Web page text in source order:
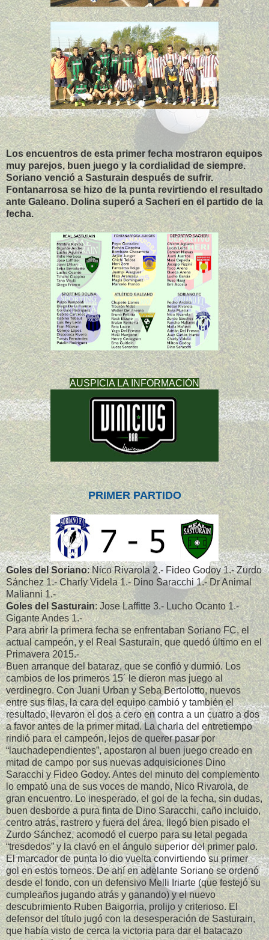
Los encuentros de esta primer fecha mostraron equipos
muy parejos, buen juego y la cordialidad de siempre.
Soriano venció a Sasturain después de sufrir.
Fontanarrosa se hizo de la punta revirtiendo el resultado
ante Galeano. Dolina superó a Sacheri en el partido de la
fecha.
AUSPICIA LA INFORMACIÓN
PRIMER PARTIDO
Goles del Soriano: Nico Rivarola 2.- Fideo Godoy 1.- Zurdo
Sánchez 1.- Charly Videla 1.- Dino Saracchi 1.- Dr Animal
Malianni 1.-
Goles del Sasturain: Jose Laffitte 3.- Lucho Ocanto 1.-
Gigante Andes 1.-
Para abrir la primera fecha se enfrentaban Soriano FC, el
actual campeón, y el Real Sasturain, que quedó último en el
Primavera 2015.-
Buen arranque del bataraz, que se confió y durmió. Los
cambios de los primeros 15´ le dieron mas juego al
verdinegro. Con Juani Urban y Seba Bertolotto, nuevos
entre sus filas, la cara del equipo cambió y también el
resultado, llevaron el dos a cero en contra a un cuatro a dos
a favor antes de la primer mitad. La charla del entretiempo
rindió para el campeón, lejos de querer pasar por
“lauchadependientes”, apostaron al buen juego creado en
mitad de campo por sus nuevas adquisiciones Dino
Saracchi y Fideo Godoy. Antes del minuto del complemento
lo empató una de sus voces de mando, Nico Rivarola, de
gran encuentro. Lo inesperado, el gol de la fecha, sin dudas,
buen desborde a pura finta de Dino Saracchi, caño incluido,
centro atrás, rastrero y fuera del área, llegó bien pisado el
Zurdo Sánchez, acomodó el cuerpo para su letal pegada
“tresdedos” y la clavó en el ángulo superior del primer palo.
El marcador de punta lo dio vuelta convirtiendo su primer
gol en estos torneos. De ahí en adelante Soriano se ordenó
desde el fondo, con un defensivo Melli Iriarte (que festejó su
cumpleaños jugando atrás y ganando) y el nuevo
descubrimiento Ruben Baigorria, prolijo y criterioso. El
defensor del título jugó con la desesperación de Sasturain,
que había visto de cerca la victoria para dar el batacazo